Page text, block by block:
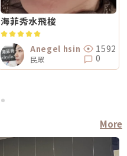
海菲秀水飛梭
Anegel hsin
民眾
1592
0
More